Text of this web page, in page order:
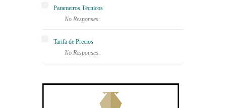
Parametros Técnicos
No Responses.
Tarifa de Precios
No Responses.